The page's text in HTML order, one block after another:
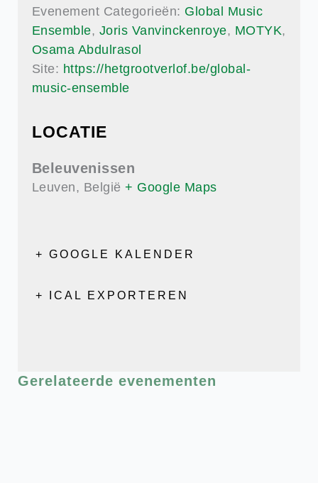
Evenement Categorieën: Global Music
Ensemble, Joris Vanvinckenroye, MOTYK,
Osama Abdulrasol
Site: https://hetgrootverlof.be/global-
music-ensemble
LOCATIE
Beleuvenissen
Leuven, België + Google Maps
+ GOOGLE KALENDER
+ ICAL EXPORTEREN
Gerelateerde evenementen